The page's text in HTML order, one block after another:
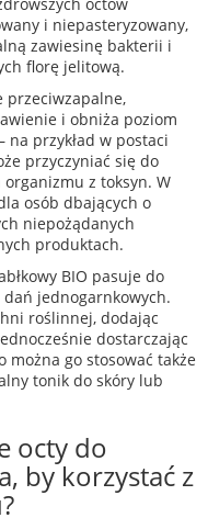
octów
i niepasteryzowany,
zawiesinę bakterii i
florę jelitową.
przeciwzapalne,
i obniża poziom
przykład w postaci
przyczyniać się do
z toksyn. W
osób dbających o
niepożądanych
produktach.
BIO pasuje do
dań jednogarnkowych.
roślinnej, dodając
dostarczając
go stosować także
tonik do skóry lub
octy do
by korzystać z